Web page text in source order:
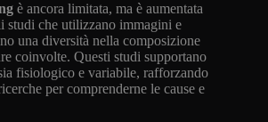
è ancora limitata, ma è aumentata
studi che utilizzano immagini e
una diversità nella composizione
coinvolte. Questi studi supportano
fisiologico e variabile, rafforzando
per comprenderne le cause e